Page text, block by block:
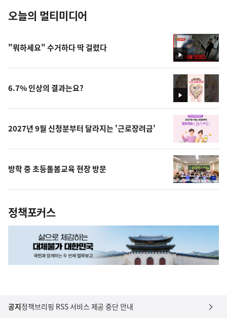
오늘의 멀티미디어
영
상
"뭐하세요" 수거하다 딱 걸렸다
영
상
6.7% 인상의 결과는요?
2027년 9월 신청분부터 달라지는 '근로장려금'
방학 중 초등돌봄교육 현장 방문
정책포커스
공지정책브리핑 RSS 서비스 제공 중단 안내